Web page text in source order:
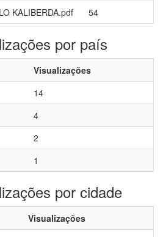
KALIBERDA.pdf
54
por país
Visualizações
14
4
2
1
por cidade
Visualizações